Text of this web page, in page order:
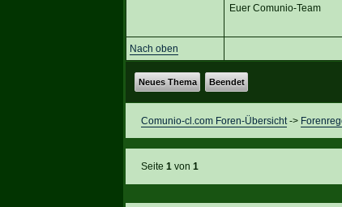
Euer Comunio-Team
Nach oben
Neues Thema Beendet
Comunio-cl.com Foren-Übersicht->
Seite 1von 1